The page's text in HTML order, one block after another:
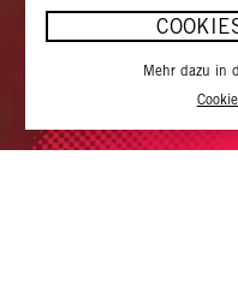
Mehr dazu in